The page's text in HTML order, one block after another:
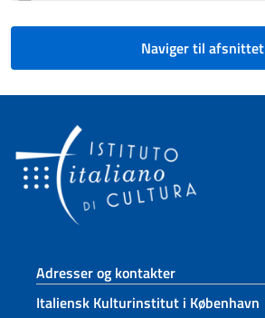
Naviger til afsnittet
Sidefod sektion
Adresser og kontakter
Italiensk Kulturinstitut i København